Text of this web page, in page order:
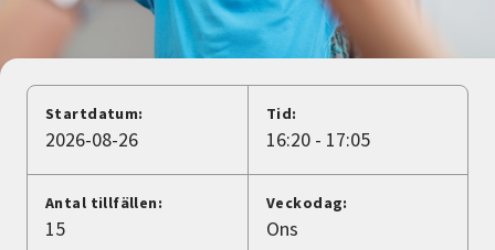
Cirkelledare
Nyheter
Avdelningar
Startdatum:
2026-08-26
Tid:
16:20 - 17:05
Antal tillfällen:
15
Veckodag:
Ons